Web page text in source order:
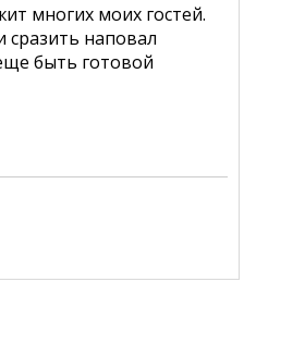
многих моих гостей.
сразить наповал
быть готовой